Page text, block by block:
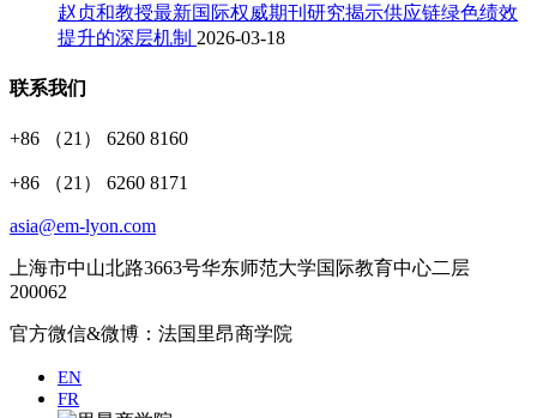
赵贞和教授最新国际权威期刊研究揭示供应链绿色绩效
提升的深层机制 2026-03-18
联系我们
+86 （21） 6260 8160
+86 （21） 6260 8171
asia@em-lyon.com
上海市中山北路3663号华东师范大学国际教育中心二层
200062
官方微信&微博：法国里昂商学院
EN
FR